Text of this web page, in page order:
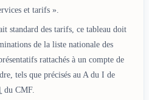
et tarifs ».
standard des tarifs, ce tableau doit
de la liste nationale des
rattachés à un compte de
tels que précisés au A du I de
du CMF.